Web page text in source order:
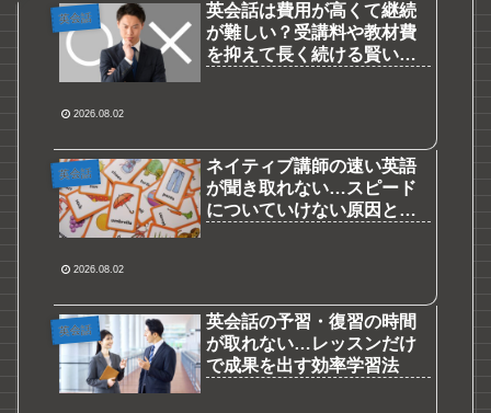
英会話
英会話は費用が高くて継続
が難しい？受講料や教材費
を抑えて長く続ける賢い節
2026.08.02
英会話
ネイティブ講師の速い英語
が聞き取れない…スピード
についていけない原因と劇
2026.08.02
英会話
英会話の予習・復習の時間
が取れない…レッスンだけ
で成果を出す効率学習法